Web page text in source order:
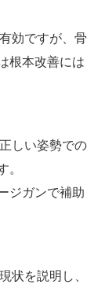
効ですが、骨
根本改善には
しい姿勢での
。
ジガンで補助
状を説明し、